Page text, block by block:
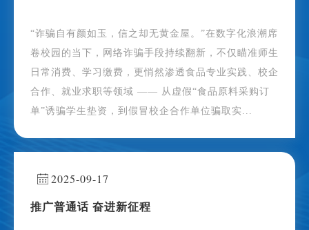
“诈骗自有颜如玉，信之却无黄金屋。”在数字化浪潮席
卷校园的当下，网络诈骗手段持续翻新，不仅瞄准师生
日常消费、学习缴费，更悄然渗透食品专业实践、校企
合作、就业求职等领域 —— 从虚假“食品原料采购订
单”诱骗学生垫资，到假冒校企合作单位骗取实...
2025-09-17
推广普通话 奋进新征程